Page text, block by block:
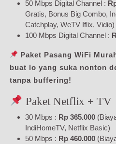
50 Mbps Digital Channel :
Gratis, Bonus Big Combo,
Catchplay, WeTV Iflix, Vidio)
100 Mbps Digital Channel :
Paket Pasang WiFi
buat lo yang suka nonton
tanpa buffering!
Paket Netflix + TV
30 Mbps : Rp 365.000
IndiHomeTV, Netflix Basic)
50 Mbps : Rp 460.000